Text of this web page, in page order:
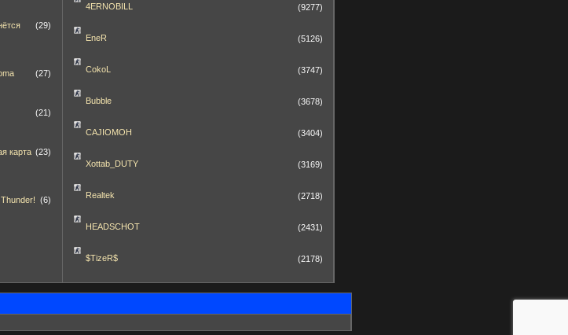
(29)
(27)
(21)
карта (23)
(6)
4ERNOBILL (9277)
EneR (5126)
CokoL (3747)
Bubble (3678)
CAJIOMOH (3404)
Xottab_DUTY (3169)
Realtek (2718)
HEADSCHOT (2431)
$TizeR$ (2178)